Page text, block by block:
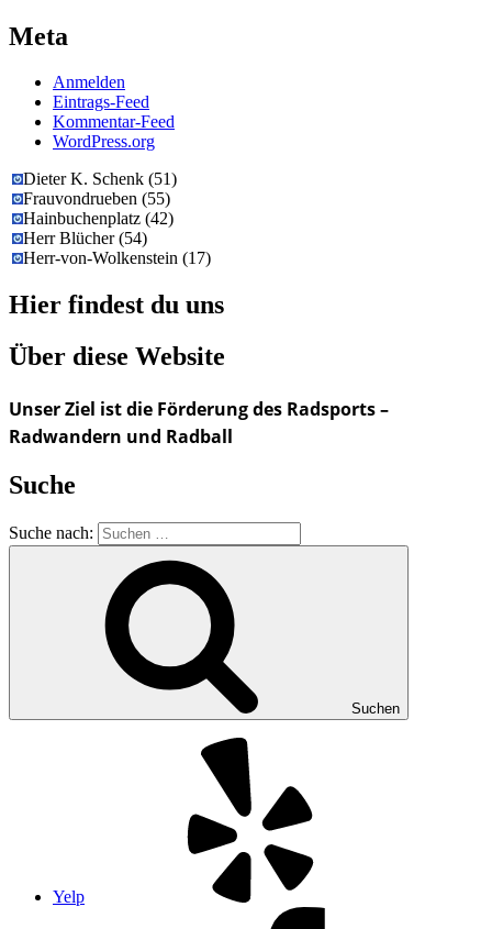
Meta
Anmelden
Eintrags-Feed
Kommentar-Feed
WordPress.org
Dieter K. Schenk(51)
Frauvondrueben(55)
Hainbuchenplatz(42)
Herr Blücher(54)
Herr-von-Wolkenstein(17)
Hier findest du uns
Über diese Website
Unser Ziel ist die Förderung des Radsports –
Radwandern und Radball
Suche
Suche nach:
Suchen
Yelp